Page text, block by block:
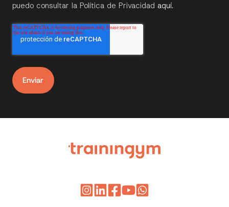
puedo consultar la Política de Privacidad aquí.